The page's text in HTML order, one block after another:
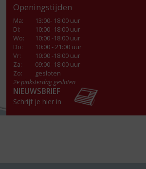
Openingstijden
Ma:
13:00- 18:00 uur
Di:
10:00 -18:00 uur
Wo:
10:00 -18:00 uur
Do:
10:00 - 21:00 uur
Vr:
10:00 -18:00 uur
Za:
09:00 -18:00 uur
Zo:
gesloten
2e pinksterdag gesloten
NIEUWSBRIEF
Schrijf je hier in